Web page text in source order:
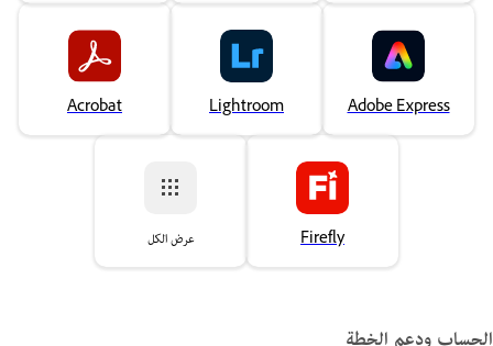
Adobe Express
Lightroom
Acrobat
Firefly عرض الكل